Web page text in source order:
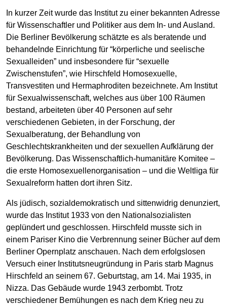
In kurzer Zeit wurde das Institut zu einer bekannten Adresse
für Wissenschaftler und Politiker aus dem In- und Ausland.
Die Berliner Bevölkerung schätzte es als beratende und
behandelnde Einrichtung für “körperliche und seelische
Sexualleiden” und insbesondere für “sexuelle
Zwischenstufen”, wie Hirschfeld Homosexuelle,
Transvestiten und Hermaphroditen bezeichnete. Am Institut
für Sexualwissenschaft, welches aus über 100 Räumen
bestand, arbeiteten über 40 Personen auf sehr
verschiedenen Gebieten, in der Forschung, der
Sexualberatung, der Behandlung von
Geschlechtskrankheiten und der sexuellen Aufklärung der
Bevölkerung. Das Wissenschaftlich-humanitäre Komitee –
die erste Homosexuellenorganisation – und die Weltliga für
Sexualreform hatten dort ihren Sitz.
Als jüdisch, sozialdemokratisch und sittenwidrig denunziert,
wurde das Institut 1933 von den Nationalsozialisten
geplündert und geschlossen. Hirschfeld musste sich in
einem Pariser Kino die Verbrennung seiner Bücher auf dem
Berliner Opernplatz anschauen. Nach dem erfolgslosen
Versuch einer Institutsneugründung in Paris starb Magnus
Hirschfeld an seinem 67. Geburtstag, am 14. Mai 1935, in
Nizza. Das Gebäude wurde 1943 zerbombt. Trotz
verschiedener Bemühungen es nach dem Krieg neu zu